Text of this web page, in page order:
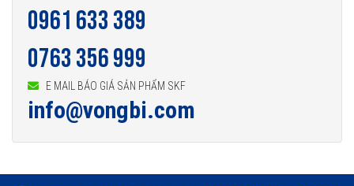
0961 633 389
0763 356 999
E MAIL BÁO GIÁ SẢN PHẨM SKF
info@vongbi.com